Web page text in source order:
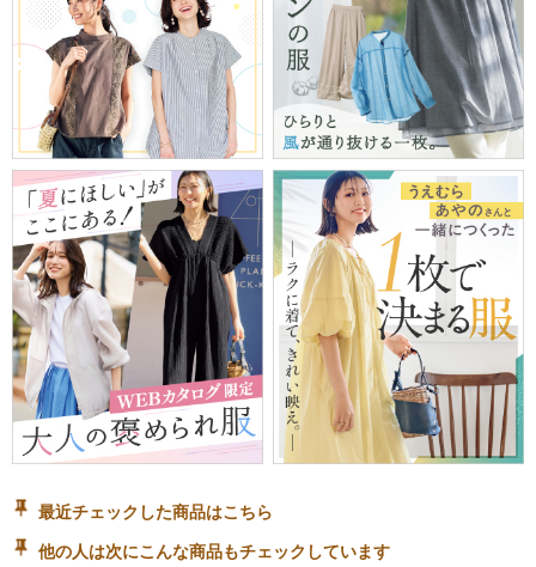
最近チェックした商品はこちら
他の人は次にこんな商品もチェックしています